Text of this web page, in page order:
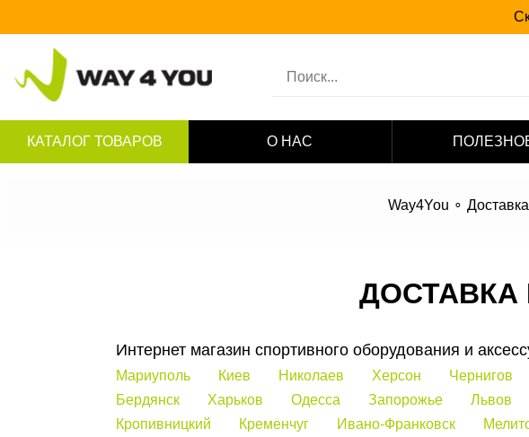
КАТАЛОГ ТОВАРОВ О НАС
Way4You
ДОСТАВКА
Интернет магазин спортивного оборудования и
Мариуполь Киев Николаев Херсон Чернигов
Бердянск
Харьков Одесса Запорожье Львов
Кропивницкий
Кременчуг Ивано-Франковск